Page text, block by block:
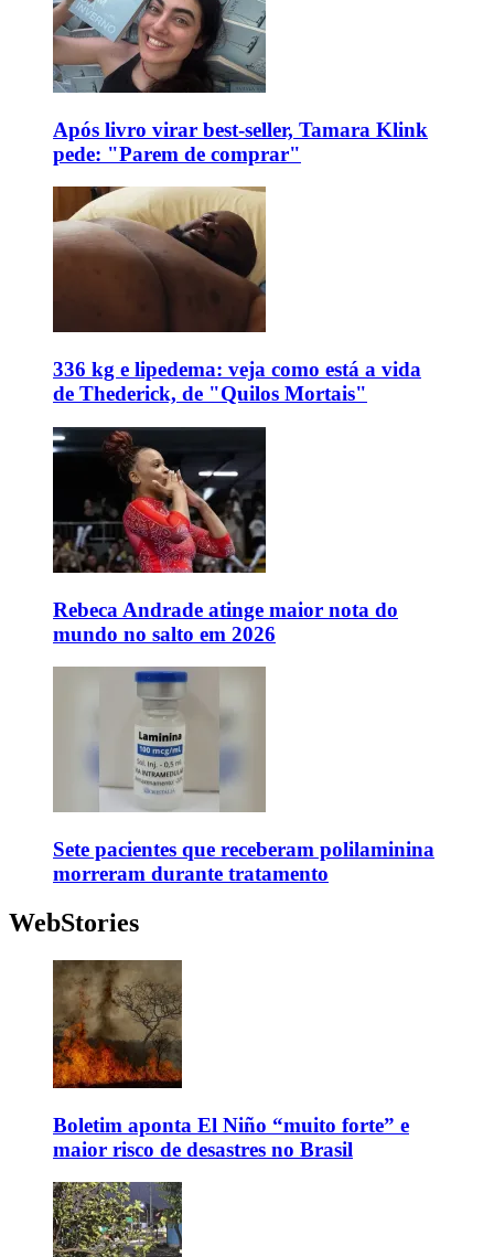
Após livro virar best-seller, Tamara Klink
pede: "Parem de comprar"
336 kg e lipedema: veja como está a vida
de Thederick, de "Quilos Mortais"
Rebeca Andrade atinge maior nota do
mundo no salto em 2026
Sete pacientes que receberam polilaminina
morreram durante tratamento
WebStories
Boletim aponta El Niño “muito forte” e
maior risco de desastres no Brasil